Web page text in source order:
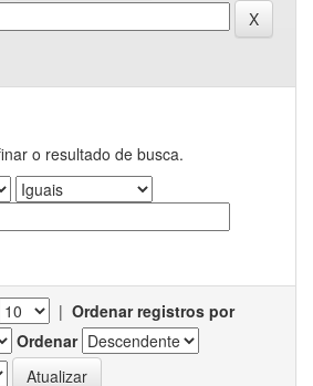
o resultado de busca.
| Ordenar registros por
Ordenar